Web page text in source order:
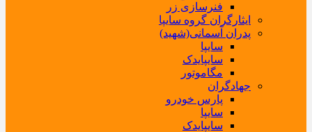
فنرسازی زر
ایثارگران گروه سایپا
پدران آسمانی(شهید)
سایپا
سایپایدک
مگاموتور
جهادگران
پارس خودرو
سایپا
سایپایدک